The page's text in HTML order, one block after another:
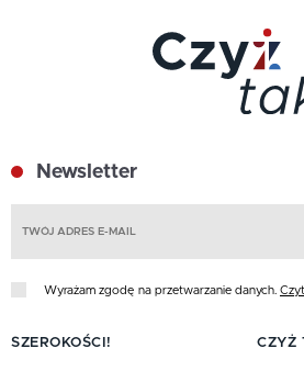
Newsletter
Wyrażam zgodę na przetwarzanie danych.
SZEROKOŚCI! CZYŻ